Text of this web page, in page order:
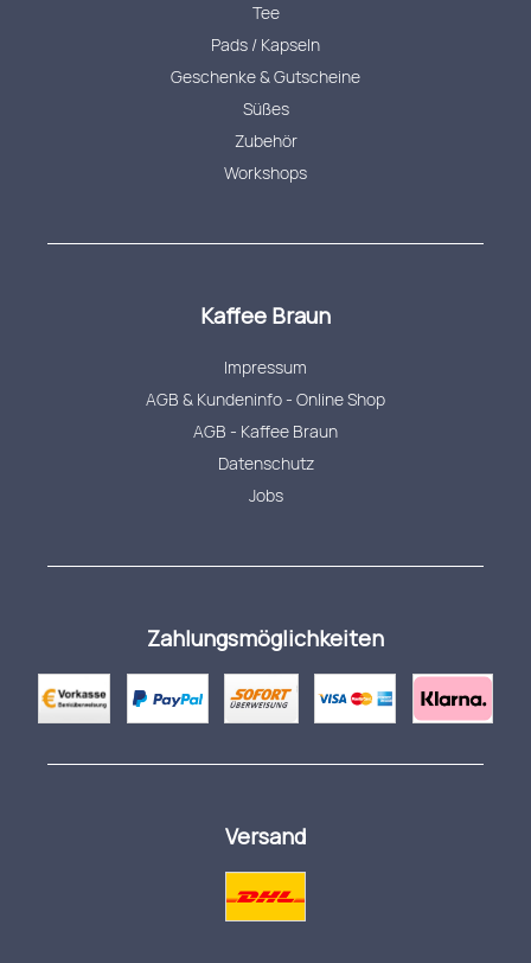
Tee
Pads / Kapseln
Geschenke & Gutscheine
Süßes
Zubehör
Workshops
Kaffee Braun
Impressum
AGB & Kundeninfo - Online Shop
AGB - Kaffee Braun
Datenschutz
Jobs
Zahlungsmöglichkeiten
Versand